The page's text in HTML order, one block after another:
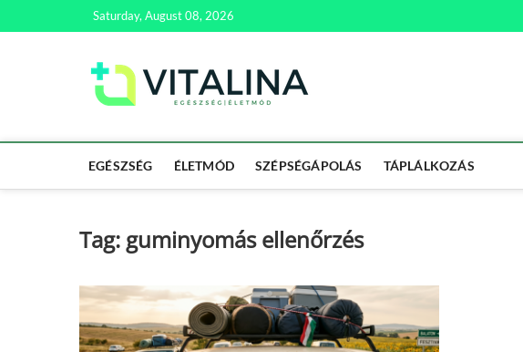
to
Saturday, August 08, 2026
EGÉSZSÉG ÉLETMÓD SZÉPSÉGÁPOLÁS TÁPLÁLKOZÁS
Tag: guminyomás ellenőrzés